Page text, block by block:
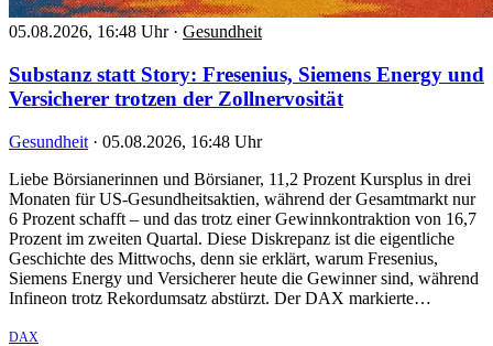
05.08.2026, 16:48 Uhr · Gesundheit
Substanz statt Story: Fresenius, Siemens Energy und
Versicherer trotzen der Zollnervosität
Gesundheit · 05.08.2026, 16:48 Uhr
Liebe Börsianerinnen und Börsianer, 11,2 Prozent Kursplus in drei
Monaten für US-Gesundheitsaktien, während der Gesamtmarkt nur
6 Prozent schafft – und das trotz einer Gewinnkontraktion von 16,7
Prozent im zweiten Quartal. Diese Diskrepanz ist die eigentliche
Geschichte des Mittwochs, denn sie erklärt, warum Fresenius,
Siemens Energy und Versicherer heute die Gewinner sind, während
Infineon trotz Rekordumsatz abstürzt. Der DAX markierte…
DAX